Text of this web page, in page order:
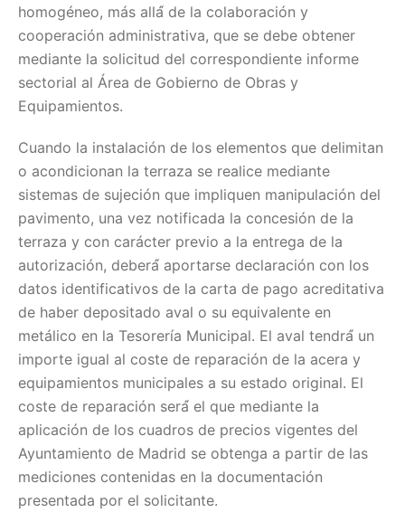
homogéneo, más allá́ de la colaboración y
cooperación administrativa, que se debe obtener
mediante la solicitud del correspondiente informe
sectorial al Área de Gobierno de Obras y
Equipamientos.
Cuando la instalación de los elementos que delimitan
o acondicionan la terraza se realice mediante
sistemas de sujeción que impliquen manipulación del
pavimento, una vez notificada la concesión de la
terraza y con carácter previo a la entrega de la
autorización, deberá́ aportarse declaración con los
datos identificativos de la carta de pago acreditativa
de haber depositado aval o su equivalente en
metálico en la Tesorería Municipal. El aval tendrá́ un
importe igual al coste de reparación de la acera y
equipamientos municipales a su estado original. El
coste de reparación será́ el que mediante la
aplicación de los cuadros de precios vigentes del
Ayuntamiento de Madrid se obtenga a partir de las
mediciones contenidas en la documentación
presentada por el solicitante.